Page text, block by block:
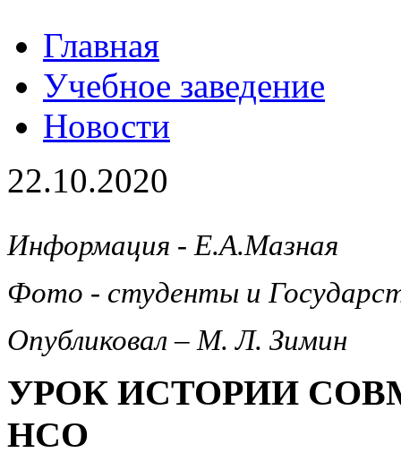
Главная
Учебное заведение
Новости
22.10.2020
Информация - Е.А.Мазная
Фото - студенты и
Опубликовал – М. Л. Зимин
УРОК ИСТОРИИ
НСО